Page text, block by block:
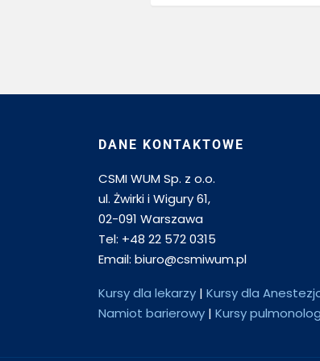
DANE KONTAKTOWE
CSMI WUM Sp. z o.o.
ul. Żwirki i Wigury 61,
02-091 Warszawa
Tel: +48 22 572 0315
Email: biuro@csmiwum.pl
Kursy dla lekarzy | Kursy dla
Namiot barierowy | Kursy